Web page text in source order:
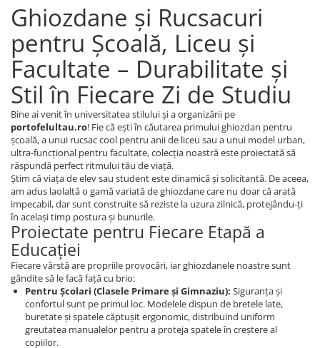
Ghiozdane și Rucsacuri
pentru Școală, Liceu și
Facultate – Durabilitate și
Stil în Fiecare Zi de Studiu
Bine ai venit în universitatea stilului și a organizării pe
portofelultau.ro! Fie că ești în căutarea primului ghiozdan pentru
școală, a unui rucsac cool pentru anii de liceu sau a unui model urban,
ultra-funcțional pentru facultate, colecția noastră este proiectată să
răspundă perfect ritmului tău de viață.
Știm că viața de elev sau student este dinamică și solicitantă. De aceea,
am adus laolaltă o gamă variată de ghiozdane care nu doar că arată
impecabil, dar sunt construite să reziste la uzura zilnică, protejându-ți
în același timp postura și bunurile.
Proiectate pentru Fiecare Etapă a
Educației
Fiecare vârstă are propriile provocări, iar ghiozdanele noastre sunt
gândite să le facă față cu brio:
Pentru Școlari (Clasele Primare și Gimnaziu): Siguranța și
confortul sunt pe primul loc. Modelele dispun de bretele late,
buretate și spatele căptușit ergonomic, distribuind uniform
greutatea manualelor pentru a proteja spatele în creștere al
copiilor.